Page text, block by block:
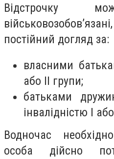
Відстрочку
постійний догляд за:
власними
або II групи;
батьками
інвалідністю I
Водночас
особа дійсно